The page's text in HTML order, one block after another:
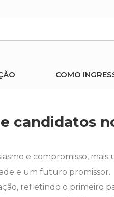
COMO
candidatos
e compromisso,
e um futuro promissor.
refletindo o primeiro